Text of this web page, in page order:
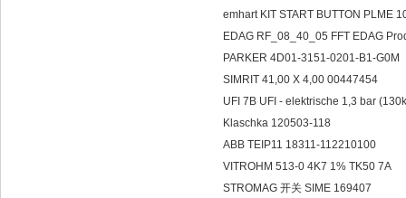
emhart KIT START BUTTON PLME
EDAG RF_08_40_05 FFT EDAG
PARKER 4D01-3151-0201-B1-G0M
SIMRIT 41,00 X 4,00 00447454
UFI 7B UFI - elektrische 1,3 bar
Klaschka 120503-118
ABB TEIP11 18311-112210100
VITROHM 513-0 4K7 1% TK50 7A
STROMAG 开关 SIME 169407